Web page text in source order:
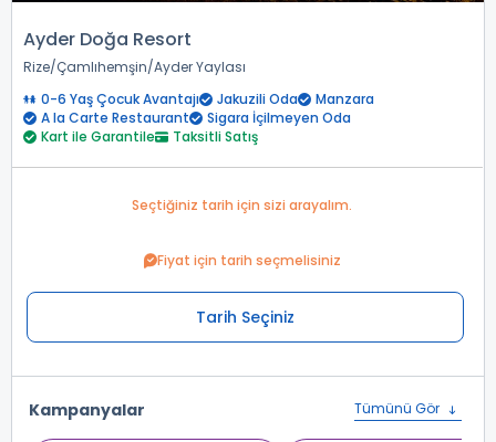
Ayder Doğa Resort
Rize Çamlıhemşin Ayder Yaylası
0-6 Yaş Çocuk Avantajı
Jakuzili Oda
Manzara
A la Carte Restaurant
Sigara İçilmeyen Oda
Kart ile Garantile
Taksitli Satış
Seçtiğiniz tarih için sizi arayalım.
Fiyat için tarih seçmelisiniz
Tarih Seçiniz
Kampanyalar Tümünü Gör